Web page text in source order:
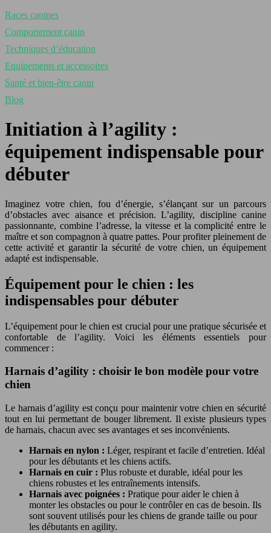
Races canines
Comportement canin
Techniques d’éducation
Equipements et accessoires
Santé et bien-être canin
Blog
Initiation à l’agility :
équipement indispensable pour
débuter
Imaginez votre chien, fou d’énergie, s’élançant sur un parcours
d’obstacles avec aisance et précision. L’agility, discipline canine
passionnante, combine l’adresse, la vitesse et la complicité entre le
maître et son compagnon à quatre pattes. Pour profiter pleinement de
cette activité et garantir la sécurité de votre chien, un équipement
adapté est indispensable.
Équipement pour le chien : les
indispensables pour débuter
L’équipement pour le chien est crucial pour une pratique sécurisée et
confortable de l’agility. Voici les éléments essentiels pour
commencer :
Harnais d’agility : choisir le bon modèle pour votre
chien
Le harnais d’agility est conçu pour maintenir votre chien en sécurité
tout en lui permettant de bouger librement. Il existe plusieurs types
de harnais, chacun avec ses avantages et ses inconvénients.
Harnais en nylon : Léger, respirant et facile d’entretien. Idéal
pour les débutants et les chiens actifs.
Harnais en cuir : Plus robuste et durable, idéal pour les
chiens robustes et les entraînements intensifs.
Harnais avec poignées : Pratique pour aider le chien à
monter les obstacles ou pour le contrôler en cas de besoin. Ils
sont souvent utilisés pour les chiens de grande taille ou pour
les débutants en agility.